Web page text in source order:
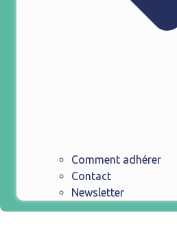
Comment adhérer
Contact
Newsletter